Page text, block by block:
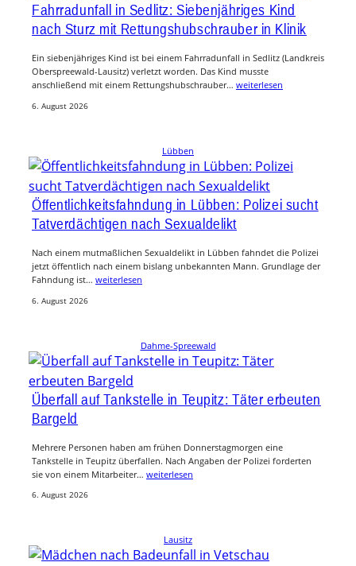
Fahrradunfall in Sedlitz: Siebenjähriges Kind
nach Sturz mit Rettungshubschrauber in Klinik
Ein siebenjähriges Kind ist bei einem Fahrradunfall in Sedlitz (Landkreis
Oberspreewald-Lausitz) verletzt worden. Das Kind musste
anschließend mit einem Rettungshubschrauber… weiterlesen
6. August 2026
Lübben
Öffentlichkeitsfahndung in Lübben: Polizei sucht
Tatverdächtigen nach Sexualdelikt
Nach einem mutmaßlichen Sexualdelikt in Lübben fahndet die Polizei
jetzt öffentlich nach einem bislang unbekannten Mann. Grundlage der
Fahndung ist… weiterlesen
6. August 2026
Dahme-Spreewald
Überfall auf Tankstelle in Teupitz: Täter erbeuten
Bargeld
Mehrere Personen haben am frühen Donnerstagmorgen eine
Tankstelle in Teupitz überfallen. Nach Angaben der Polizei forderten
sie von einem Mitarbeiter… weiterlesen
6. August 2026
Lausitz